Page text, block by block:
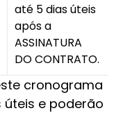
até 5 dias úteis
após a
ASSINATURA
DO CONTRATO.
cronograma
e poderão